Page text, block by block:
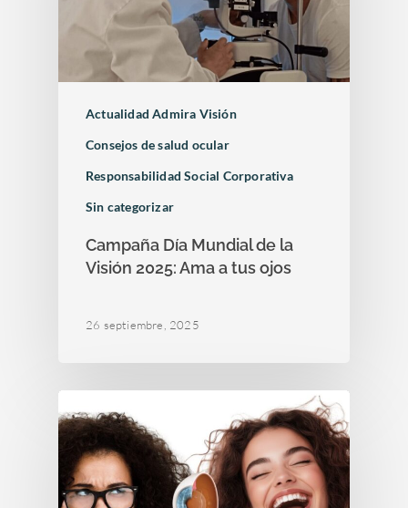
Actualidad Admira Visión
Consejos de salud ocular
Responsabilidad Social Corporativa
Sin categorizar
Campaña Día Mundial de la
Visión 2025: Ama a tus ojos
26 septiembre, 2025